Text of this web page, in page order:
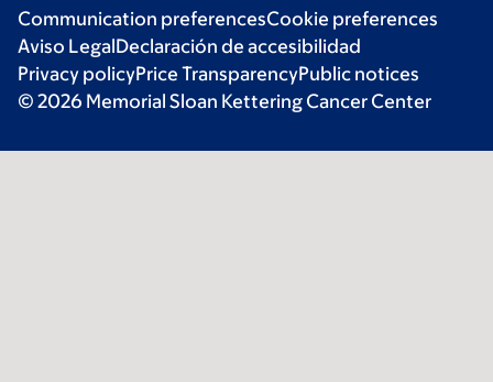
Communication preferencesCookie preferences
Aviso LegalDeclaración de accesibilidad
Privacy policyPrice TransparencyPublic notices
© 2026 Memorial Sloan Kettering Cancer Center